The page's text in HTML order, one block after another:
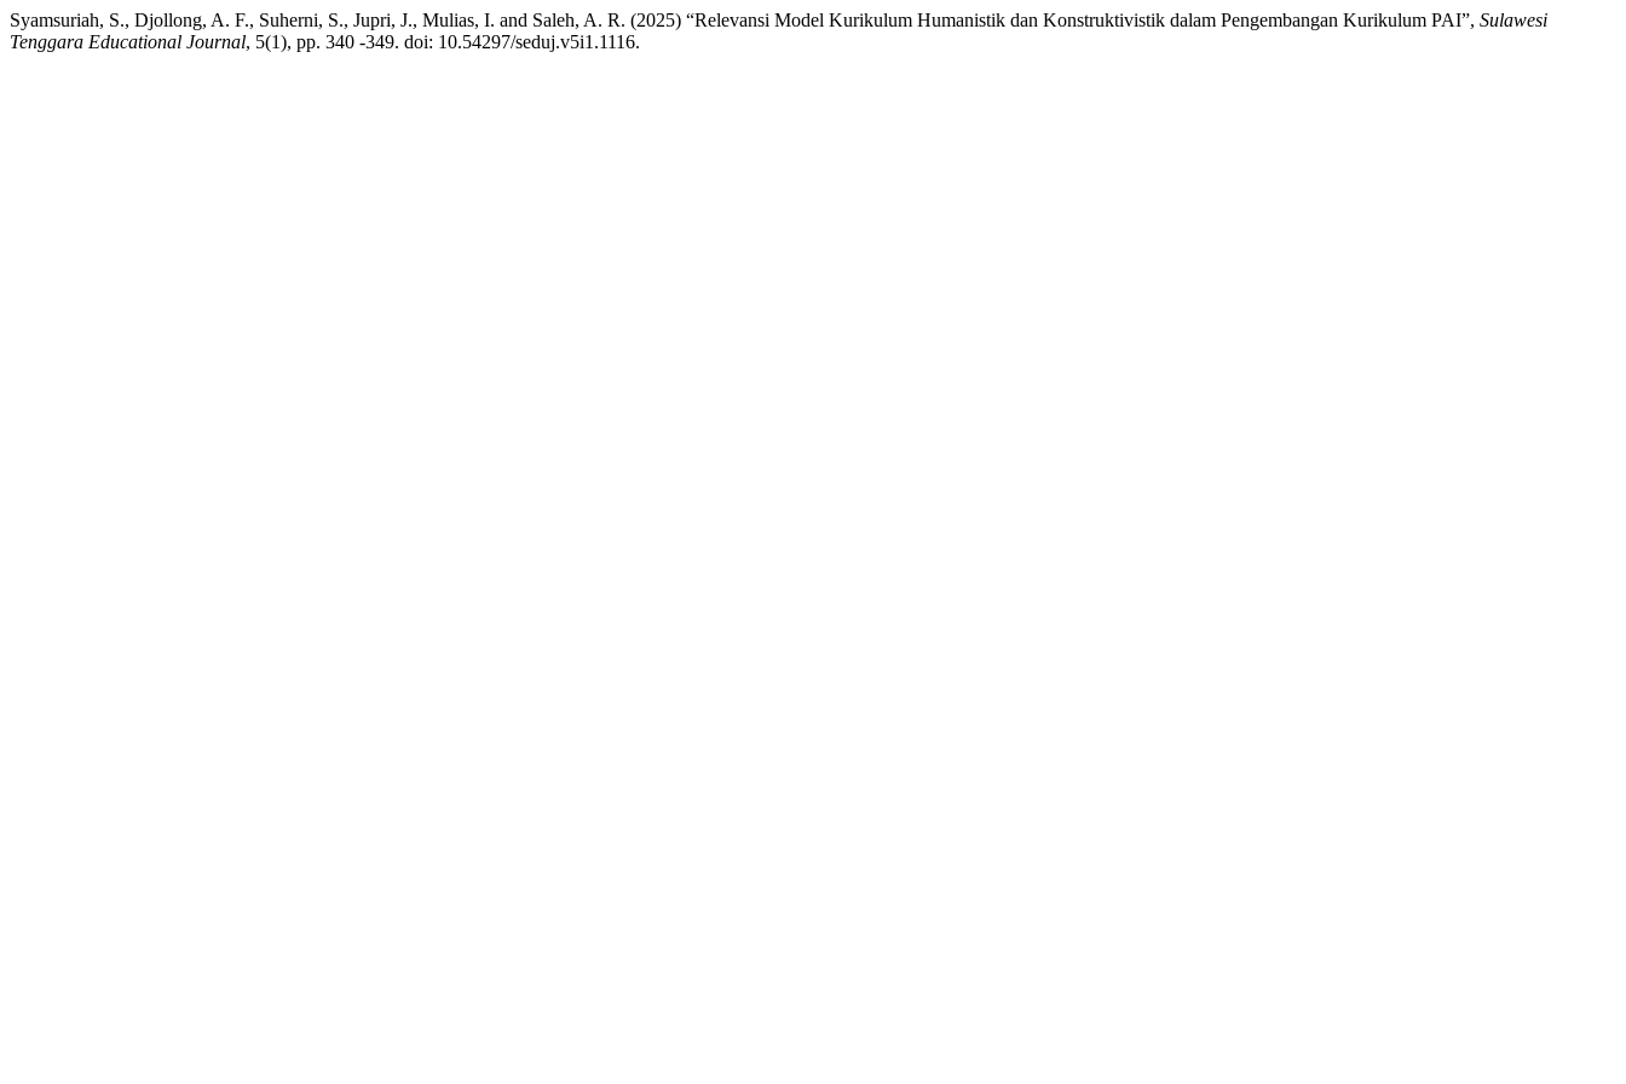
Syamsuriah, S., Djollong, A. F., Suherni, S., Jupri, J., Mulias, I. and Saleh, A. R. (2025) “Relevansi Model Kurikulum Humanistik dan Konstruktivistik dalam Pengembangan Kurikulum PAI”, Sulawesi
Tenggara Educational Journal, 5(1), pp. 340 -349. doi: 10.54297/seduj.v5i1.1116.